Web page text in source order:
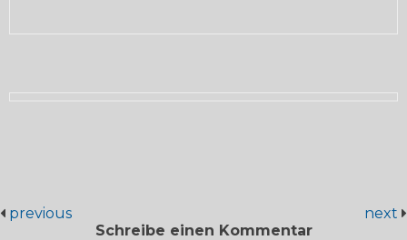
previous
next
Schreibe einen Kommentar